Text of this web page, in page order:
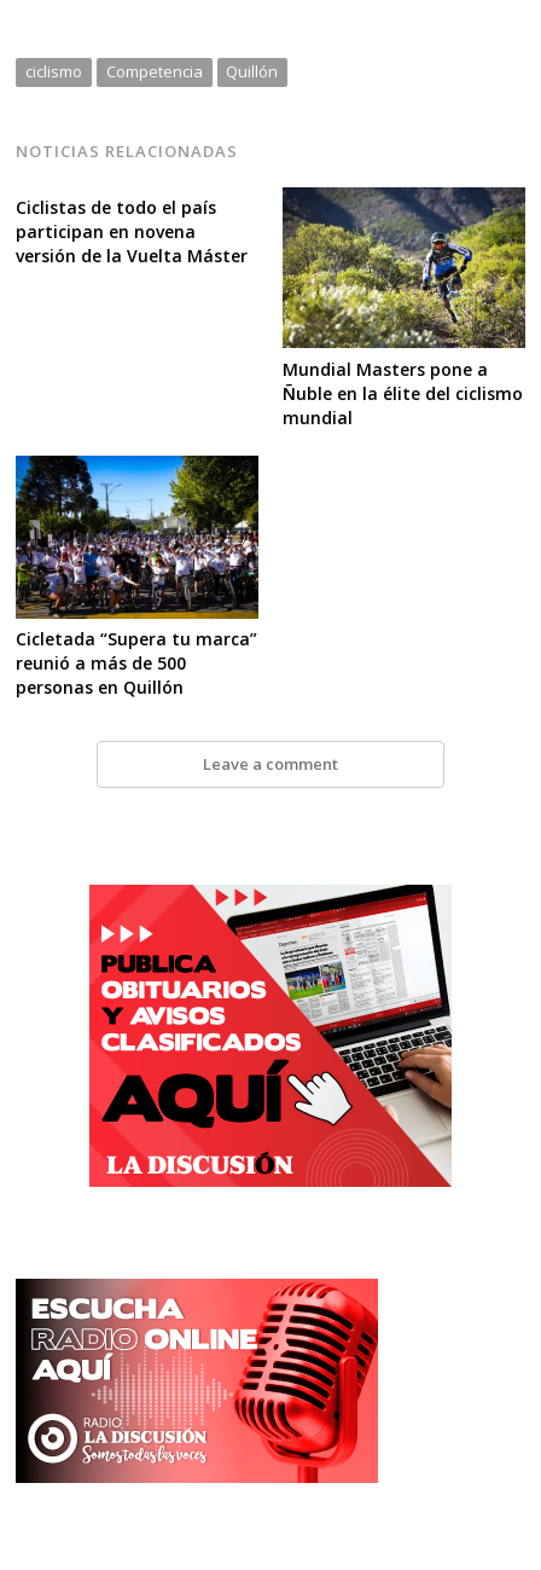
ciclismo Competencia Quillón
NOTICIAS RELACIONADAS
Ciclistas de todo el país
participan en novena
versión de la Vuelta Máster
Mundial Masters pone a
Ñuble en la élite del ciclismo
mundial
Cicletada “Supera tu marca”
reunió a más de 500
personas en Quillón
Leave a comment